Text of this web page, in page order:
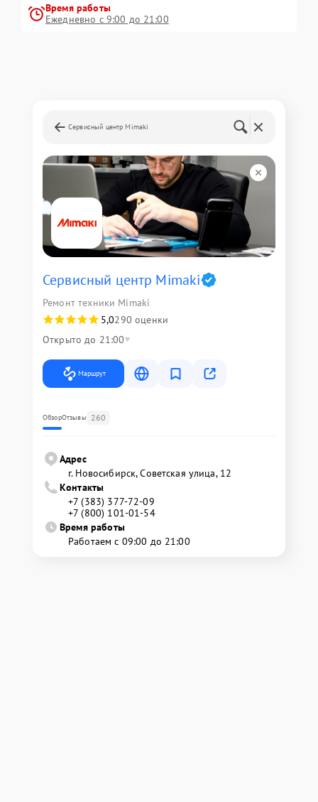
Время работы
Ежедневно с 9:00 до 21:00
Сервисный центр Mimaki
Сервисный центр Mimaki
Ремонт техники Mimaki
5,0290 оценки
Открыто до 21:00
Маршрут
ОбзорОтзывы 260
Адрес
г. Новосибирск, Советская улица, 12
Контакты
+7 (383) 377-72-09
+7 (800) 101-01-54
Время работы
Работаем с 09:00 до 21:00